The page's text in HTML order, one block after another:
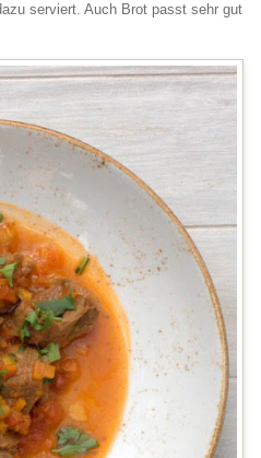
serviert. Auch Brot passt sehr gut